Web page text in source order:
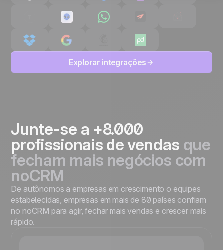
Explorar integrações
Junte-se a +8.000
profissionais de vendas que
fecham mais negócios com
noCRM
De autônomos a empresas em crescimento o equipes
estabelecidas, empresas em mais de 80 países confiam
no noCRM para agir, fechar mais vendas e crescer mais
rápido.